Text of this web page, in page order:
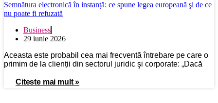
Semnătura electronică în instanță: ce spune legea europeană şi de ce
nu poate fi refuzată
Business
29 iunie 2026
Aceasta este probabil cea mai frecventă întrebare pe care o
primim de la clienții din sectorul juridic şi corporate: „Dacă
Citeste mai mult »